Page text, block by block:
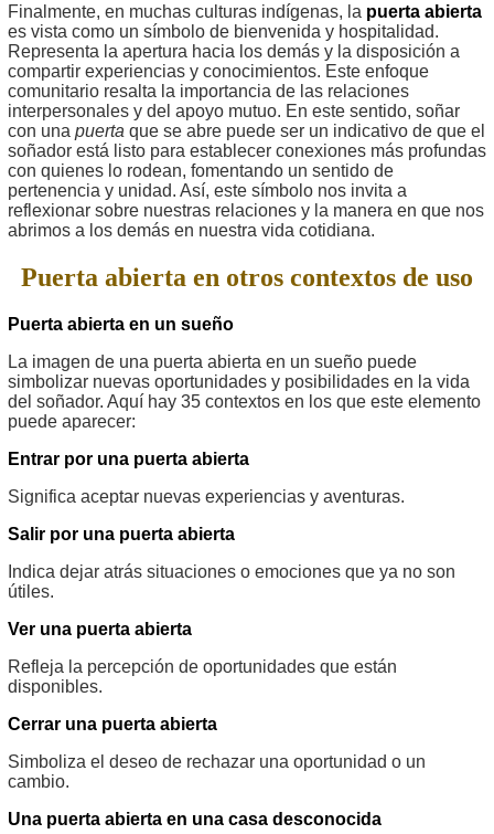
Finalmente, en muchas culturas indígenas, la puerta abierta
es vista como un símbolo de bienvenida y hospitalidad.
Representa la apertura hacia los demás y la disposición a
compartir experiencias y conocimientos. Este enfoque
comunitario resalta la importancia de las relaciones
interpersonales y del apoyo mutuo. En este sentido, soñar
con una puerta que se abre puede ser un indicativo de que el
soñador está listo para establecer conexiones más profundas
con quienes lo rodean, fomentando un sentido de
pertenencia y unidad. Así, este símbolo nos invita a
reflexionar sobre nuestras relaciones y la manera en que nos
abrimos a los demás en nuestra vida cotidiana.
Puerta abierta en otros contextos de uso
Puerta abierta en un sueño
La imagen de una puerta abierta en un sueño puede
simbolizar nuevas oportunidades y posibilidades en la vida
del soñador. Aquí hay 35 contextos en los que este elemento
puede aparecer:
Entrar por una puerta abierta
Significa aceptar nuevas experiencias y aventuras.
Salir por una puerta abierta
Indica dejar atrás situaciones o emociones que ya no son
útiles.
Ver una puerta abierta
Refleja la percepción de oportunidades que están
disponibles.
Cerrar una puerta abierta
Simboliza el deseo de rechazar una oportunidad o un
cambio.
Una puerta abierta en una casa desconocida